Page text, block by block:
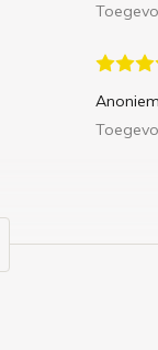
Anoniem